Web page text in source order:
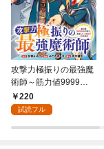
攻撃力極振りの最強魔
術師～筋力値9999の
大剣士、転生して二度
目の人生を歩む～(話
220
試読フル